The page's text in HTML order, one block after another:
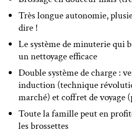
Très longue autonomie,
dire !
Le système de minuterie qui
un nettoyage efficace
Double système de charge :
induction (technique
marché) et coffret de voyage
Toute la famille peut en
les brossettes